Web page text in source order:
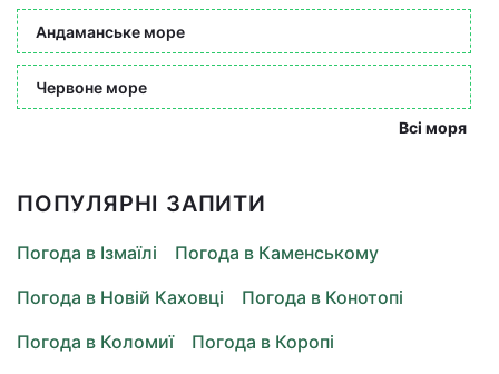
Андаманське море
Червоне море
Всі моря
ПОПУЛЯРНІ ЗАПИТИ
Погода в Ізмаїлі
Погода в Каменському
Погода в Новій Каховці
Погода в Конотопі
Погода в Коломиї
Погода в Коропі